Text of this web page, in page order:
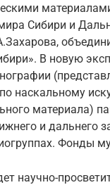
Сибири и
В новую
наскальному
материала)
и дальнего
Фонды
научно-